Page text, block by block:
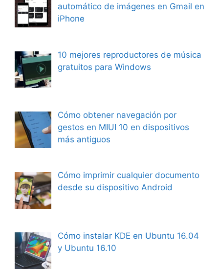
automático de imágenes en Gmail en
iPhone
10 mejores reproductores de música
gratuitos para Windows
Cómo obtener navegación por
gestos en MIUI 10 en dispositivos
más antiguos
Cómo imprimir cualquier documento
desde su dispositivo Android
Cómo instalar KDE en Ubuntu 16.04
y Ubuntu 16.10